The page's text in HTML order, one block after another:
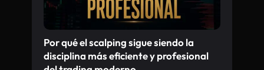
Por qué el scalping sigue siendo la
disciplina más eficiente y profesional